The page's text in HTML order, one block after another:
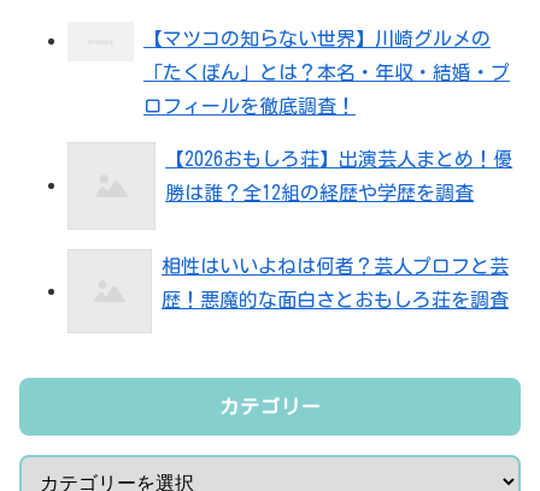
【マツコの知らない世界】川崎グルメの
「たくぽん」とは？本名・年収・結婚・プ
ロフィールを徹底調査！
【2026おもしろ荘】出演芸人まとめ！優
勝は誰？全12組の経歴や学歴を調査
相性はいいよねは何者？芸人プロフと芸
歴！悪魔的な面白さとおもしろ荘を調査
カテゴリー